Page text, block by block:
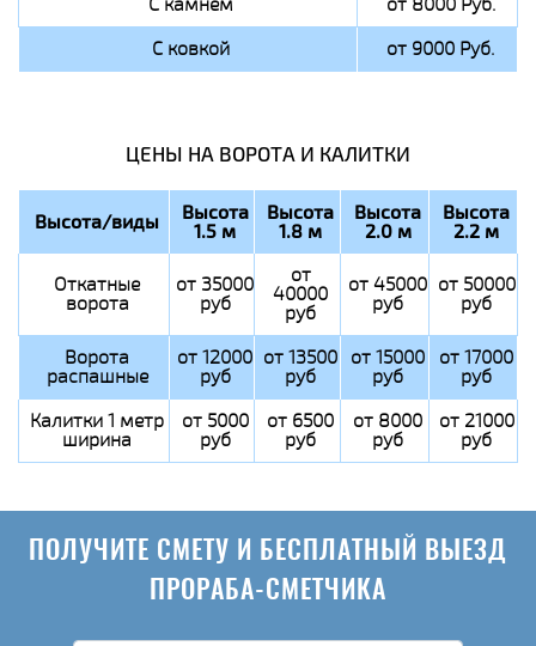
С ковкой
от 9000 Руб.
ЦЕНЫ НА ВОРОТА И КАЛИТКИ
Высота/виды Высота
1.5 м
Высота
1.8 м
Высота
2.0 м
Высота
2.2 м
Откатные
ворота
от 35000
руб
от
40000
руб
от 45000
руб
от 50000
руб
Ворота
распашные
от 12000
руб
от 13500
руб
от 15000
руб
от 17000
руб
Калитки 1 метр
ширина
от 5000
руб
от 6500
руб
от 8000
руб
от 21000
руб
ПОЛУЧИТЕ СМЕТУ И БЕСПЛАТНЫЙ ВЫЕЗД
ПРОРАБА-СМЕТЧИКА